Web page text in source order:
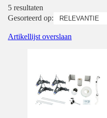
5 resultaten
Gesorteerd op:
Artikellijst overslaan